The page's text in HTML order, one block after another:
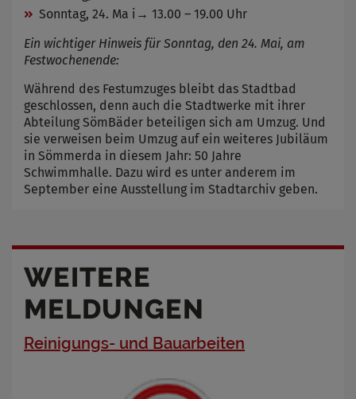
Sonntag, 24. Ma i→ 13.00 – 19.00 Uhr
Ein wichtiger Hinweis für Sonntag, den 24. Mai, am
Festwochenende:
Während des Festumzuges bleibt das Stadtbad
geschlossen, denn auch die Stadtwerke mit ihrer
Abteilung SömBäder beteiligen sich am Umzug. Und
sie verweisen beim Umzug auf ein weiteres Jubiläum
in Sömmerda in diesem Jahr: 50 Jahre
Schwimmhalle. Dazu wird es unter anderem im
September eine Ausstellung im Stadtarchiv geben.
WEITERE
MELDUNGEN
Reinigungs- und Bauarbeiten